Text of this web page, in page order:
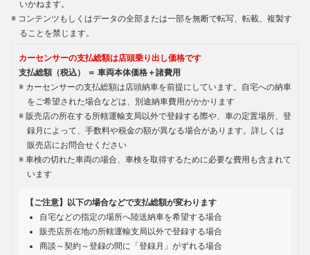
いかねます。
コンテンツもしくはデータの全部または一部を無断で転写、転載、複製す
ることを禁じます。
カーセンサーの支払総額は店頭乗り出し価格です
支払総額（税込） ＝ 車両本体価格＋諸費用
カーセンサーの支払総額は店頭納車を前提にしています。自宅への納車
をご希望された場合などは、別途納車費用がかかります
販売店の所在する所轄運輸支局以外で登録する際や、車の定置場所、登
録月によって、手数料や税金の額が異なる場合があります。詳しくは
販売店にお問合せください
車検の切れた車両の場合、車検を取得するために必要な費用も含まれて
います
【ご注意】以下の場合などで支払総額が変わります
自宅などの指定の場所へ陸送納車を希望する場合
販売店所在地の所轄運輸支局以外で登録する場合
商談～契約～登録の間に「登録月」がずれる場合